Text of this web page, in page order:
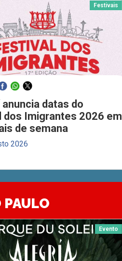
Festivais
datas do
dos Imigrantes 2026 em
de semana
2026
PAULO
Evento